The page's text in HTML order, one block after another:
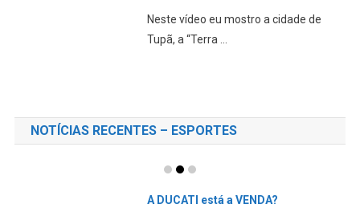
Neste vídeo eu mostro a cidade de
Tupã, a “Terra ...
NOTÍCIAS RECENTES – ESPORTES
A DUCATI está a VENDA?